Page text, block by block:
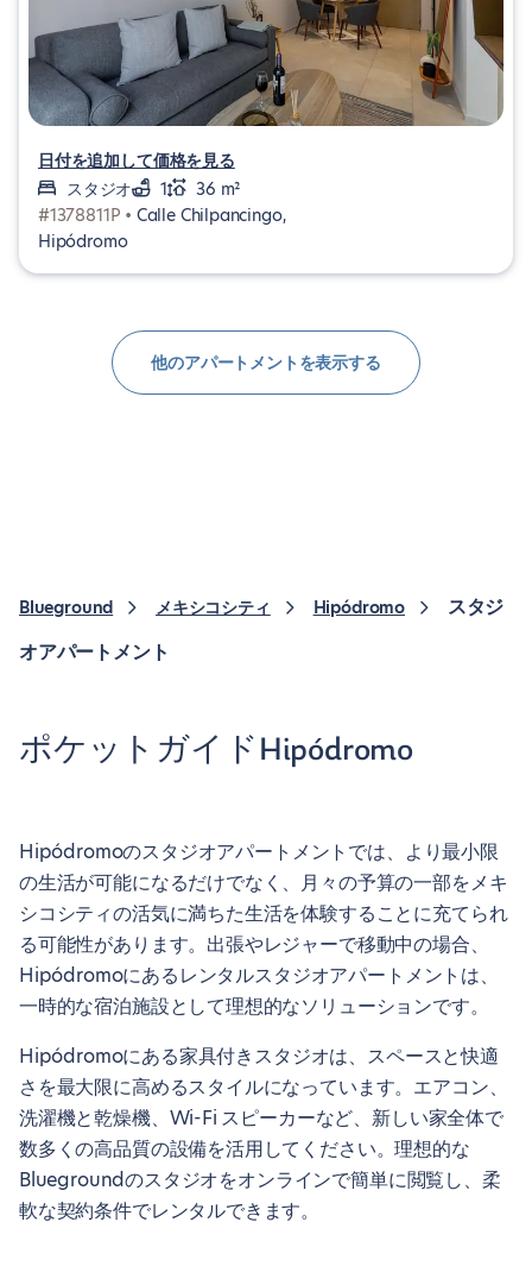
日付を追加して価格を見る
スタジオ
1
36 m²
#1378811P • Calle Chilpancingo,
Hipódromo
他のアパートメントを表示する
Blueground メキシコシティ Hipódromo
スタジ
オアパートメント
ポケットガイドHipódromo
Hipódromoのスタジオアパートメントでは、より最小限
の生活が可能になるだけでなく、月々の予算の一部をメキ
シコシティの活気に満ちた生活を体験することに充てられ
る可能性があります。出張やレジャーで移動中の場合、
Hipódromoにあるレンタルスタジオアパートメントは、
一時的な宿泊施設として理想的なソリューションです。
Hipódromoにある家具付きスタジオは、スペースと快適
さを最大限に高めるスタイルになっています。エアコン、
洗濯機と乾燥機、Wi-Fi スピーカーなど、新しい家全体で
数多くの高品質の設備を活用してください。理想的な
Bluegroundのスタジオをオンラインで簡単に閲覧し、柔
軟な契約条件でレンタルできます。